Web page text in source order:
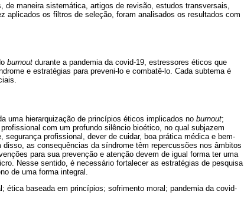
maneira sistemática, artigos de revisão, estudos transversais,
aplicados os filtros de seleção, foram analisados os resultados com
burnout durante a pandemia da covid-19, estressores éticos que
e estratégias para preveni-lo e combatê-lo. Cada subtema é
uma hierarquização de princípios éticos implicados no burnout;
com um profundo silêncio bioético, no qual subjazem
profissional, dever de cuidar, boa prática médica e bem-
as consequências da síndrome têm repercussões nos âmbitos
para sua prevenção e atenção devem de igual forma ter uma
Nesse sentido, é necessário fortalecer as estratégias de pesquisa
de uma forma integral.
ética baseada em princípios; sofrimento moral; pandemia da covid-